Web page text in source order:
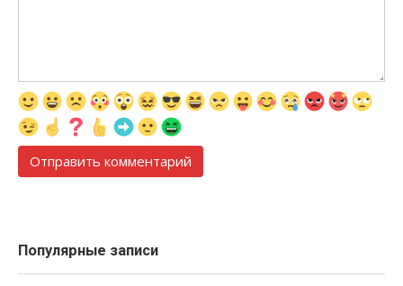
Популярные записи